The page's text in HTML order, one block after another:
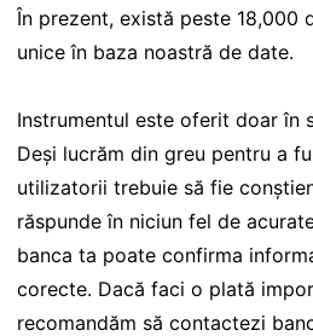
În prezent, există peste 18,000
unice în baza noastră de date.
Instrumentul este oferit doar în
Deși lucrăm din greu pentru a
utilizatorii trebuie să fie
răspunde în niciun fel de
banca ta poate confirma
corecte. Dacă faci o plată
recomandăm să contactezi